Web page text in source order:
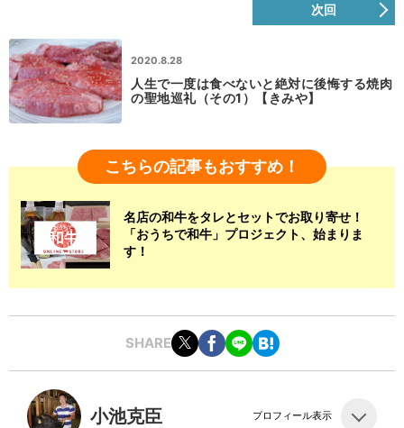
次回
2020.8.28
人生で一度は食べないと絶対に後悔する焼肉
の聖地巡礼（その1）【きみや】
こちらの記事もおすすめ！
名店の和牛をタレとセットでお取り寄せ！
「おうちで和牛」プロジェクト、始まりま
す！
SHARE
小池克臣 プロフィール表示